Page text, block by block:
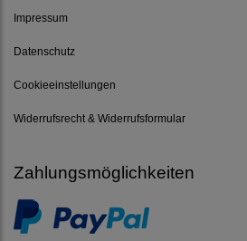
Impressum
Datenschutz
Cookieeinstellungen
Widerrufsrecht & Widerrufsformular
Zahlungsmöglichkeiten